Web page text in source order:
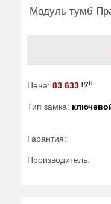
Модуль тумб
Цена: 83 633 руб
Тип замка:
Гарантия:
Производитель: